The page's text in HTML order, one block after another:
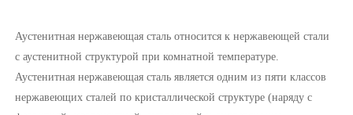
Аустенитная нержавеющая сталь относится к нержавеющей стали
с аустенитной структурой при комнатной температуре.
Аустенитная нержавеющая сталь является одним из пяти классов
нержавеющих сталей по кристаллической структуре (наряду с